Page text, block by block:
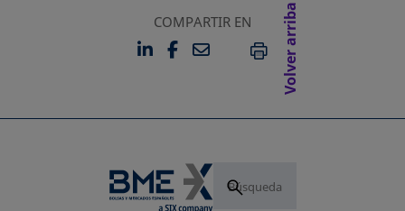
COMPARTIR EN
LINKEDIN
SE ABRE EN UNA PESTAÑA
FACEBOOK
SE ABRE EN UNA
EMAILIMPRIMIR
Volver arriba